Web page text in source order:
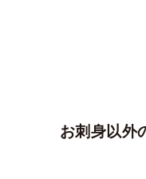
お刺身以外